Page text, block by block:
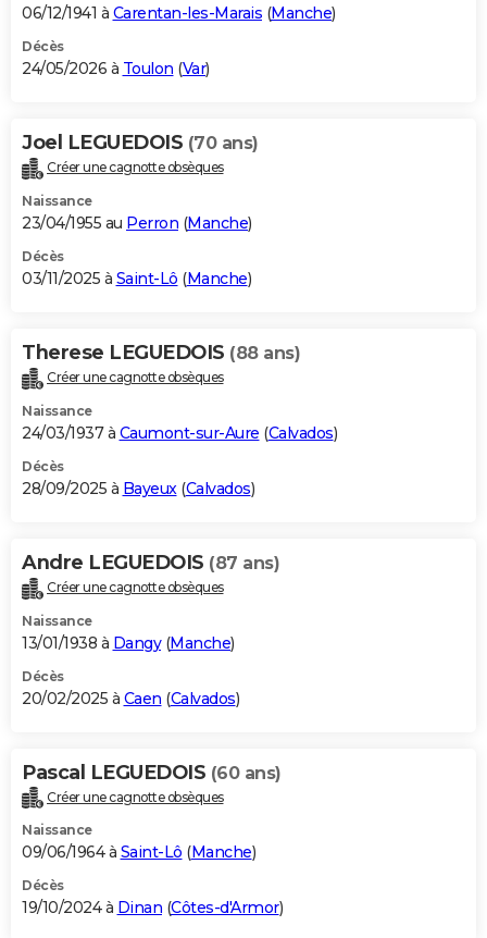
GUIDES D'ACHAT
BONS PLANS
Carte de Noël
Carte Bonne année
Carte Saint-Valentin
Carte Pâques
Carte d'anniversaire
DICTIONNAIRE
Dictionnaire
Biographies
Citations
Expressions
Proverbes
PROGRAMME TV
S'inscrire
Se connecter
Lycées
Collèges
Primaires
Universités
Entreprises
Service militaire
Avis de recherche
AVIS DE DÉCÈS
Bricolage
Lifestyle
Culture
Sport
Auto
Television
Voyage
Cinema
06/12/1941 à Carentan-les-Marais (Manche)
Décès
24/05/2026 à Toulon (Var)
Joel LEGUEDOIS (70 ans)
Créer une cagnotte obsèques
Naissance
23/04/1955 au Perron (Manche)
Décès
03/11/2025 à Saint-Lô (Manche)
Therese LEGUEDOIS (88 ans)
Créer une cagnotte obsèques
Naissance
24/03/1937 à Caumont-sur-Aure (Calvados)
Décès
28/09/2025 à Bayeux(Calvados)
Andre LEGUEDOIS (87 ans)
Créer une cagnotte obsèques
Naissance
13/01/1938 à Dangy(Manche)
Décès
20/02/2025 à Caen (Calvados)
Pascal LEGUEDOIS (60 ans)
Créer une cagnotte obsèques
Naissance
09/06/1964 à Saint-Lô (Manche)
Décès
19/10/2024 à Dinan (Côtes-d'Armor)